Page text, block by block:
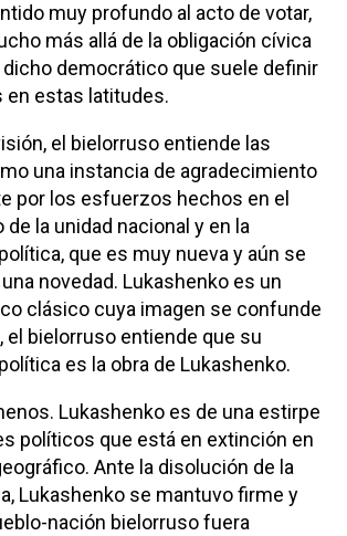
muy profundo al acto de votar,
más allá de la obligación cívica
democrático que suele definir
en estas latitudes.
el bielorruso entiende las
una instancia de agradecimiento
por los esfuerzos hechos en el
la unidad nacional y en la
que es muy nueva y aún se
novedad. Lukashenko es un
clásico cuya imagen se confunde
el bielorruso entiende que su
es la obra de Lukashenko.
Lukashenko es de una estirpe
políticos que está en extinción en
Ante la disolución de la
Lukashenko se mantuvo firme y
nación bielorruso fuera